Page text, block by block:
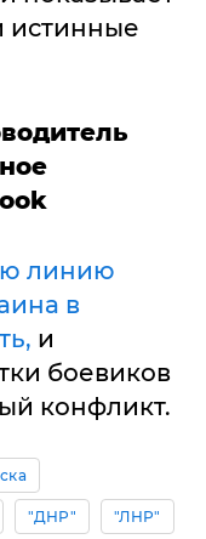
истинные
линию
в
и
боевиков
конфликт.
"ДНР" "ЛНР"